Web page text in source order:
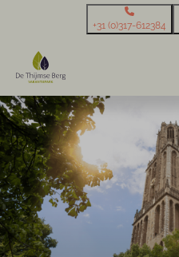
+31 (0)317-612384